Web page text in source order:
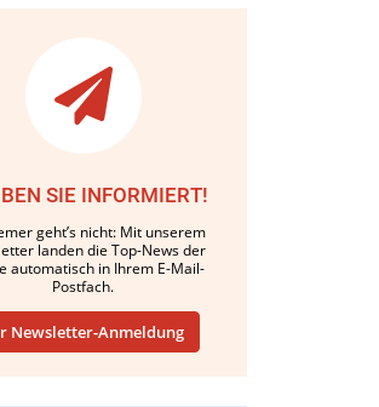
SIE INFORMIERT!
geht’s nicht: Mit unserem
landen die Top-News der
automatisch in Ihrem E-Mail-
Postfach.
Newsletter-Anmeldung